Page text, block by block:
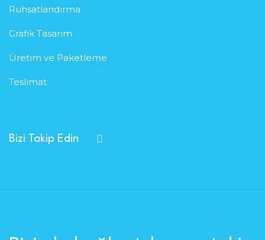
Ruhsatlandırma
Grafik Tasarım
Üretim ve Paketleme
Teslimat
Bizi Takip Edin